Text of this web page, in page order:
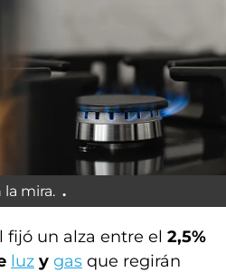
la mira.
fijó un alza entre el 2,5%
luz y gas que regirán